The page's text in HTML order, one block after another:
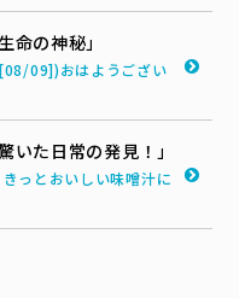
命の神秘」
09])おはようござい
た日常の発見！」
っとおいしい味噌汁に